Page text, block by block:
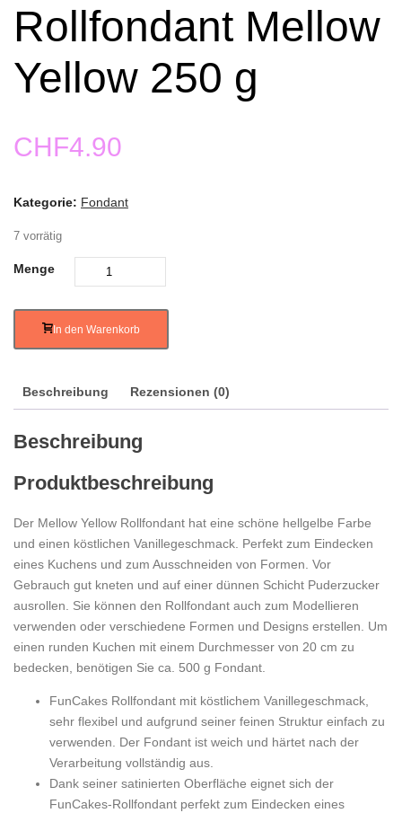
Rollfondant Mellow
Yellow 250 g
CHF4.90
Kategorie: Fondant
7 vorrätig
Menge
In den Warenkorb
Beschreibung Rezensionen (0)
Beschreibung
Produktbeschreibung
Der Mellow Yellow Rollfondant hat eine schöne hellgelbe Farbe
und einen köstlichen Vanillegeschmack. Perfekt zum Eindecken
eines Kuchens und zum Ausschneiden von Formen. Vor
Gebrauch gut kneten und auf einer dünnen Schicht Puderzucker
ausrollen. Sie können den Rollfondant auch zum Modellieren
verwenden oder verschiedene Formen und Designs erstellen. Um
einen runden Kuchen mit einem Durchmesser von 20 cm zu
bedecken, benötigen Sie ca. 500 g Fondant.
FunCakes Rollfondant mit köstlichem Vanillegeschmack,
sehr flexibel und aufgrund seiner feinen Struktur einfach zu
verwenden. Der Fondant ist weich und härtet nach der
Verarbeitung vollständig aus.
Dank seiner satinierten Oberfläche eignet sich der
FunCakes-Rollfondant perfekt zum Eindecken eines